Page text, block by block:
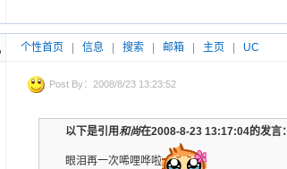
个性首页 信息 搜索 邮箱 主页 UC
Post By：2008/8/23 13:23:52
以下是引用和尚在2008-8-23 13:17:04的发言：
眼泪再一次唏哩哗啦